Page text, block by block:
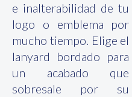
e inalterabilidad de tu
logo o emblema por
mucho tiempo. Elige el
lanyard bordado para
un acabado que
sobresale por su